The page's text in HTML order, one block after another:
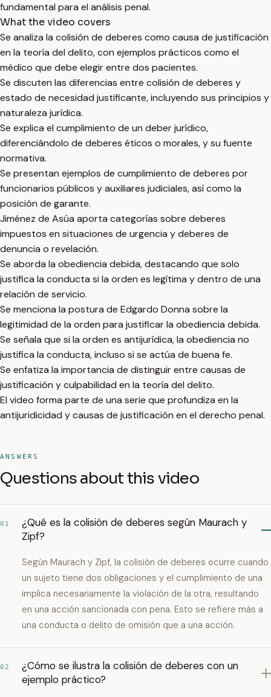
fundamental para el análisis penal.
What the video covers
Se analiza la colisión de deberes como causa de justificación
en la teoría del delito, con ejemplos prácticos como el
médico que debe elegir entre dos pacientes.
Se discuten las diferencias entre colisión de deberes y
estado de necesidad justificante, incluyendo sus principios y
naturaleza jurídica.
Se explica el cumplimiento de un deber jurídico,
diferenciándolo de deberes éticos o morales, y su fuente
normativa.
Se presentan ejemplos de cumplimiento de deberes por
funcionarios públicos y auxiliares judiciales, así como la
posición de garante.
Jiménez de Asúa aporta categorías sobre deberes
impuestos en situaciones de urgencia y deberes de
denuncia o revelación.
Se aborda la obediencia debida, destacando que solo
justifica la conducta si la orden es legítima y dentro de una
relación de servicio.
Se menciona la postura de Edgardo Donna sobre la
legitimidad de la orden para justificar la obediencia debida.
Se señala que si la orden es antijurídica, la obediencia no
justifica la conducta, incluso si se actúa de buena fe.
Se enfatiza la importancia de distinguir entre causas de
justificación y culpabilidad en la teoría del delito.
El video forma parte de una serie que profundiza en la
antijuridicidad y causas de justificación en el derecho penal.
ANSWERS
Questions about this video
01
¿Qué es la colisión de deberes según Maurach y
Zipf?
Según Maurach y Zipf, la colisión de deberes ocurre cuando
un sujeto tiene dos obligaciones y el cumplimiento de una
implica necesariamente la violación de la otra, resultando
en una acción sancionada con pena. Esto se refiere más a
una conducta o delito de omisión que a una acción.
02
¿Cómo se ilustra la colisión de deberes con un
ejemplo práctico?